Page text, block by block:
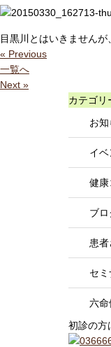
目黒川とはいきませんが
« Previous
一覧へ
Next »
カテゴリ
お
イ
健康
ブロ
患
セ
六命
初診の方